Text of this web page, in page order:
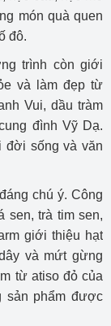
món quà quen
đô.
trình còn giới
và làm đẹp từ
Vui, dầu tràm
đình Vỹ Dạ.
đời sống và văn
chú ý. Công
sen, trà tim sen,
giới thiệu hạt
và mứt gừng
từ atiso đỏ của
sản phẩm được